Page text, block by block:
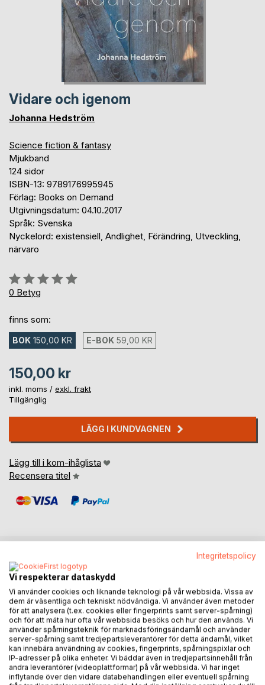
Vidare och igenom
Johanna Hedström
Science fiction & fantasy
Mjukband
124 sidor
ISBN-13: 9789176995945
Förlag: Books on Demand
Utgivningsdatum: 04.10.2017
Språk: Svenska
Nyckelord: existensiell, Andlighet, Förändring, Utveckling,
närvaro
Betyg::
0%
0 Betyg
finns som:
BOK 150,00 KR E-BOK 59,00 KR
150,00 kr
inkl. moms / exkl. frakt
Tillgänglig
LÄGG I KUNDVAGNEN
Lägg till i kom-ihåglista
Recensera titel
BESKRIVNING
Sanna har just klivit av flygbussen i staden där hon bor.
Efter ett par veckors vistelse i Toscana, längtar hon nu
efter att träffa sina nära och ta tag i tillvaron med nya
krafter. Hennes man Simon ska hämta henne vid bussen.
Men Simon dyker inte upp och när hon ringer hans mobil
svarar en främmande röst.
Integritetspolicy
Vi respekterar dataskydd
Vi använder cookies och liknande teknologi på vår webbsida. Vissa av
dem är väsentliga och tekniskt nödvändiga. Vi använder även metoder
för att analysera (t.ex. cookies eller fingerprints samt server-spårning)
och för att mäta hur ofta vår webbsida besöks och hur den används. Vi
använder spårningsteknik för marknadsföringsändamål och använder
server-spårning samt tredjepartsleverantörer för detta ändamål, vilket
kan innebära användning av cookies, fingerprints, spårningspixlar och
IP-adresser på olika enheter. Vi bäddar även in tredjepartsinnehåll från
andra leverantörer (videoplattformar) på vår webbsida. Vi har inget
inflytande över den vidare databehandlingen eller eventuell spårning